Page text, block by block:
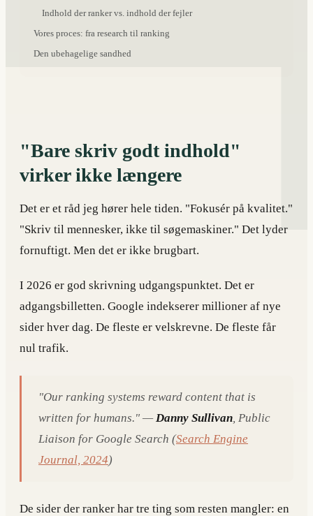
Indhold der ranker vs. indhold der fejler
Vores proces: fra research til ranking
Den ubehagelige sandhed
"Bare skriv godt indhold"
virker ikke længere
Det er et råd jeg hører hele tiden. "Fokusér på kvalitet."
"Skriv til mennesker, ikke til søgemaskiner." Det lyder
fornuftigt. Men det er ikke brugbart.
I 2026 er god skrivning udgangspunktet. Det er
adgangsbilletten. Google indekserer millioner af nye
sider hver dag. De fleste er velskrevne. De fleste får
nul trafik.
"Our ranking systems reward content that is
written for humans." — Danny Sullivan , Public
Liaison for Google Search (Search Engine
Journal, 2024)
De sider der ranker har tre ting som resten mangler: en